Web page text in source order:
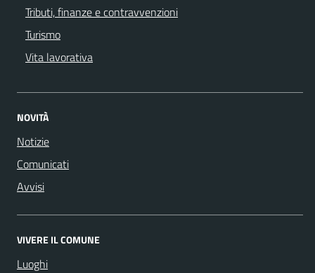
Tributi, finanze e contravvenzioni
Turismo
Vita lavorativa
NOVITÀ
Notizie
Comunicati
Avvisi
VIVERE IL COMUNE
Luoghi